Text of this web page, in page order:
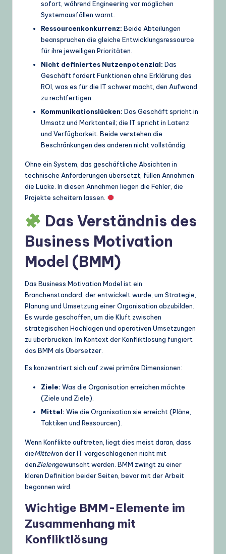
sofort, während Engineering vor möglichen
Systemausfällen warnt.
Ressourcenkonkurrenz: Beide Abteilungen
beanspruchen die gleiche Entwicklungsressource
für ihre jeweiligen Prioritäten.
Nicht definiertes Nutzenpotenzial: Das
Geschäft fordert Funktionen ohne Erklärung des
ROI, was es für die IT schwer macht, den Aufwand
zu rechtfertigen.
Kommunikationslücken: Das Geschäft spricht in
Umsatz und Marktanteil; die IT spricht in Latenz
und Verfügbarkeit. Beide verstehen die
Beschränkungen des anderen nicht vollständig.
Ohne ein System, das geschäftliche Absichten in
technische Anforderungen übersetzt, füllen Annahmen
die Lücke. In diesen Annahmen liegen die Fehler, die
Projekte scheitern lassen.
Das Verständnis des
Business Motivation
Model (BMM)
Das Business Motivation Model ist ein
Branchenstandard, der entwickelt wurde, um Strategie,
Planung und Umsetzung einer Organisation abzubilden.
Es wurde geschaffen, um die Kluft zwischen
strategischen Hochlagen und operativen Umsetzungen
zu überbrücken. Im Kontext der Konfliktlösung fungiert
das BMM als Übersetzer.
Es konzentriert sich auf zwei primäre Dimensionen:
Ziele: Was die Organisation erreichen möchte
(Ziele und Ziele).
Mittel: Wie die Organisation sie erreicht (Pläne,
Taktiken und Ressourcen).
Wenn Konflikte auftreten, liegt dies meist daran, dass
dieMittelvon der IT vorgeschlagenen nicht mit
denZielengewünscht werden. BMM zwingt zu einer
klaren Definition beider Seiten, bevor mit der Arbeit
begonnen wird.
Wichtige BMM-Elemente im
Zusammenhang mit
Konfliktlösung